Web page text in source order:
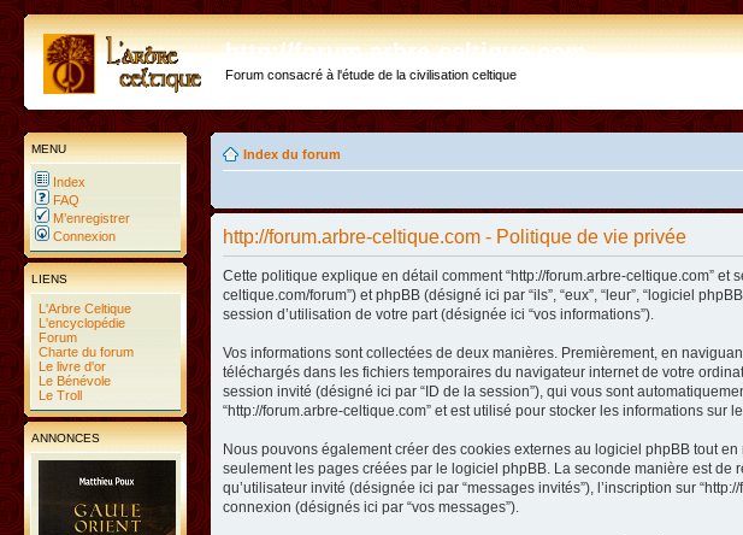
http://forum.arbre-celtique.com
Forum consacré à l'étude de la civilisation celtique
MENU
Index
FAQ
M’enregistrer
Connexion
LIENS
L'Arbre Celtique
L'encyclopédie
Forum
Charte du forum
Le livre d'or
Le Bénévole
Le Troll
ANNONCES
Index du forum
http://forum.arbre-celtique.com - Politique de vie privée
Cette politique explique en détail comment “http://forum.arbre-celtique.com” et
celtique.com/forum”) et phpBB (désigné ici par “ils”, “eux”, “leur”, “logiciel
session d’utilisation de votre part (désignée ici “vos informations”).
Vos informations sont collectées de deux manières. Premièrement, en
téléchargés dans les fichiers temporaires du navigateur internet de votre
session invité (désigné ici par “ID de la session”), qui vous sont
“http://forum.arbre-celtique.com” et est utilisé pour stocker les informations sur
Nous pouvons également créer des cookies externes au logiciel phpBB tout
seulement les pages créées par le logiciel phpBB. La seconde manière est de
qu’utilisateur invité (désignée ici par “messages invités”), l’inscription sur
connexion (désignés ici par “vos messages”).